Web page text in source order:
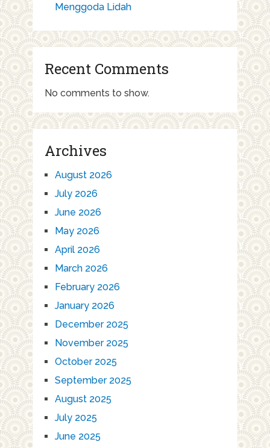
Menggoda Lidah
Recent Comments
No comments to show.
Archives
August 2026
July 2026
June 2026
May 2026
April 2026
March 2026
February 2026
January 2026
December 2025
November 2025
October 2025
September 2025
August 2025
July 2025
June 2025